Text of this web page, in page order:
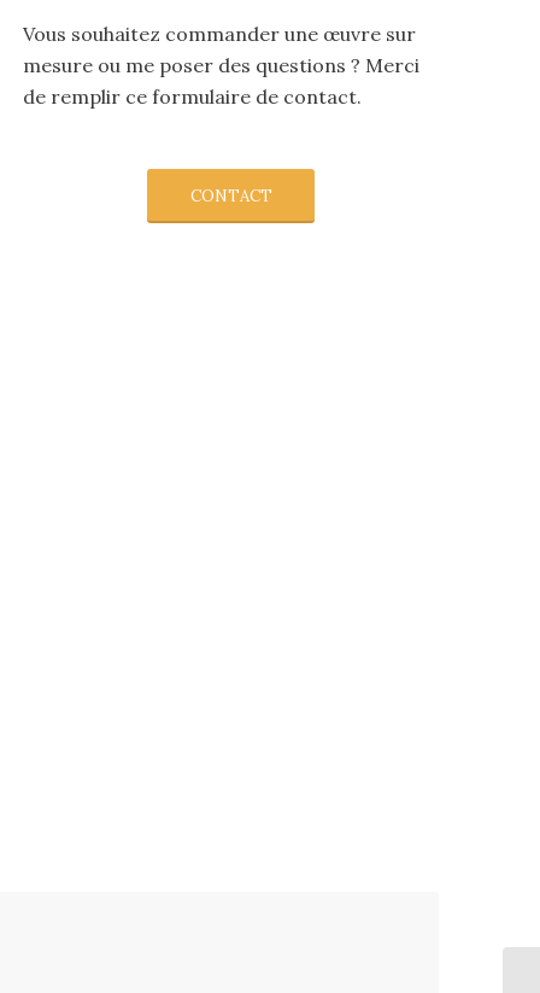
Vous souhaitez commander une œuvre sur
mesure ou me poser des questions ? Merci
de remplir ce formulaire de contact.
CONTACT